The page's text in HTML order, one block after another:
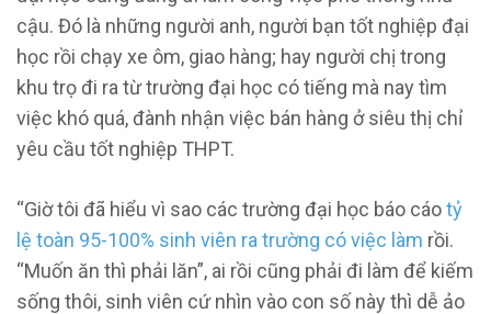
cậu. Đó là những người anh, người bạn tốt nghiệp đại
học rồi chạy xe ôm, giao hàng; hay người chị trong
khu trọ đi ra từ trường đại học có tiếng mà nay tìm
việc khó quá, đành nhận việc bán hàng ở siêu thị chỉ
yêu cầu tốt nghiệp THPT.
“Giờ tôi đã hiểu vì sao các trường đại học báo cáotỷ
lệ toàn 95-100% sinh viên ra trường có việc làm rồi.
“Muốn ăn thì phải lăn”, ai rồi cũng phải đi làm để kiếm
sống thôi, sinh viên cứ nhìn vào con số này thì dễ ảo